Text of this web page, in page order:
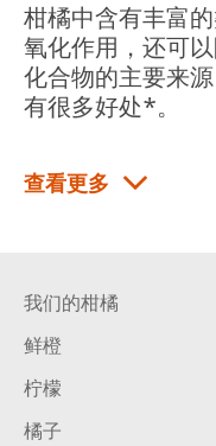
柑橘中含有丰富
氧化作用，还可
化合物的主要来
有很多好处*。
查看更多
我们的柑橘
鲜橙
柠檬
橘子